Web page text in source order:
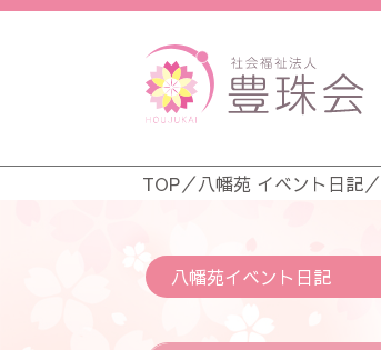
TOP／八幡苑 イベント日記／
八幡苑イベント日記